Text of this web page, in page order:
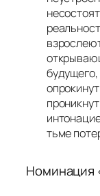
тьме
Номинация